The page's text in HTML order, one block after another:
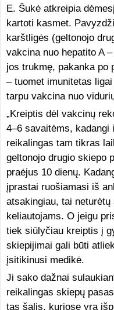
E. Šukė atkreipia
kartoti kasmet.
karštligės (geltonojo
vakcina nuo hepatito A
jos trukmę, pakanka po
– tuomet imunitetas
tarpu vakcina nuo
„Kreiptis dėl vakcinų
4–6 savaitėms, kadangi
reikalingas tam tikras
geltonojo drugio skiepo
praėjus 10 dienų.
įprastai ruošiamasi iš
atsakingiau, tai
keliautojams. O jeigu
tiek siūlyčiau kreiptis į
skiepijimai gali būti
įsitikinusi medikė.
Ji sako dažnai
reikalingas skiepų
tas šalis, kuriose yra